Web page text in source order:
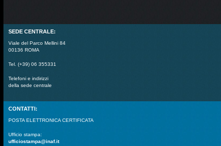
SEDE CENTRALE:
Viale del Parco Mellini 84
00136 ROMA
Tel. (+39) 06 355331
Telefoni e indirizzi
della sede centrale
CONTATTI:
POSTA ELETTRONICA CERTIFICATA
Ufficio stampa:
ufficiostampa@inaf.it